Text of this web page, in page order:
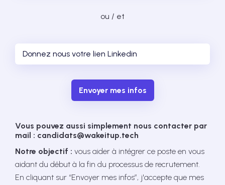
ou / et
Envoyer mes infos
Vous pouvez aussi simplement nous contacter par
mail : candidats@wakeitup.tech
Notre objectif : vous aider à intégrer ce poste en vous
aidant du début à la fin du processus de recrutement.
En cliquant sur “Envoyer mes infos”, j'accepte que mes